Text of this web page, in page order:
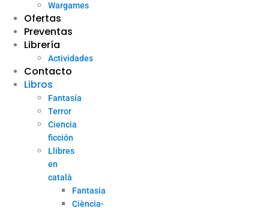
Wargames
Ofertas
Preventas
Librería
Actividades
Contacto
Libros
Fantasía
Terror
Ciencia
ficción
Llibres
en
català
Fantasia
Ciència-